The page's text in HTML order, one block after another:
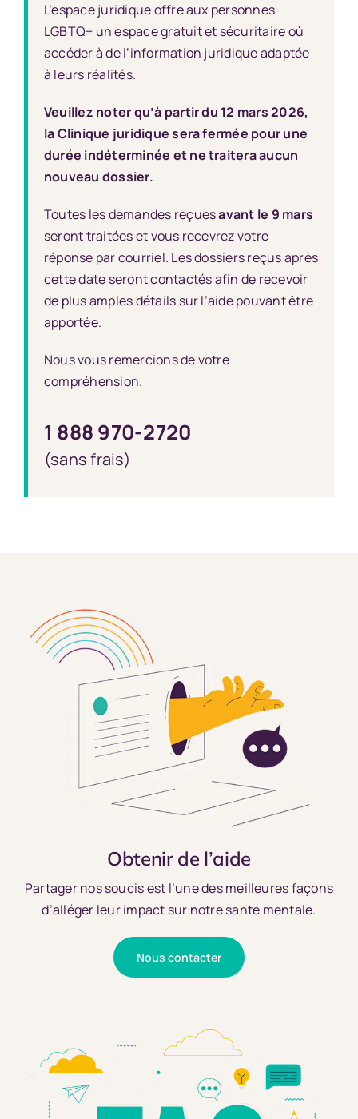
L’espace juridique offre aux personnes
LGBTQ+ un espace gratuit et sécuritaire où
accéder à de l’information juridique adaptée
à leurs réalités.
Veuillez noter qu’à partir du 12 mars 2026,
la Clinique juridique sera fermée pour une
durée indéterminée et ne traitera aucun
nouveau dossier.
Toutes les demandes reçuesavant le 9 mars
seront traitées et vous recevrez votre
réponse par courriel. Les dossiers reçus après
cette date seront contactés afin de recevoir
de plus amples détails sur l’aide pouvant être
apportée.
Nous vous remercions de votre
compréhension.
1 888 970-2720
(sans frais)
Obtenir de l’aide
Partager nos soucis est l’une des meilleures façons
d’alléger leur impact sur notre santé mentale.
Nous contacter